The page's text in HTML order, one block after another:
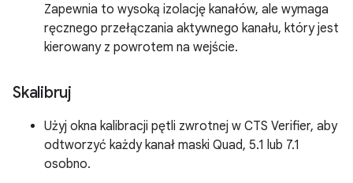
Zapewnia to wysoką izolację kanałów, ale wymaga
ręcznego przełączania aktywnego kanału, który jest
kierowany z powrotem na wejście.
Skalibruj
Użyj okna kalibracji pętli zwrotnej w CTS Verifier, aby
odtworzyć każdy kanał maski Quad, 5.1 lub 7.1
osobno.